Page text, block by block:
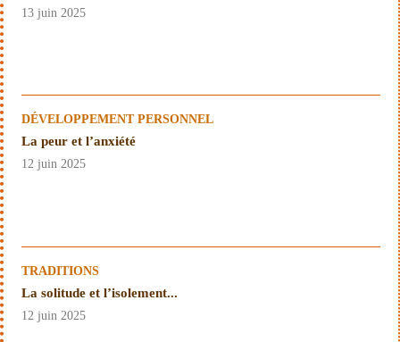
13 juin 2025
DÉVELOPPEMENT PERSONNEL
La peur et l’anxiété
12 juin 2025
TRADITIONS
La solitude et l’isolement...
12 juin 2025